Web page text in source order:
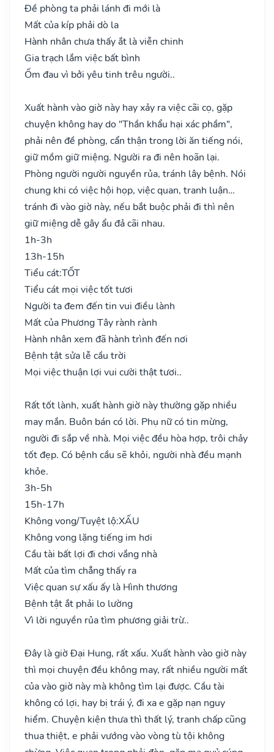
Đề phòng ta phải lánh đi mới là
Mất của kíp phải dò la
Hành nhân chưa thấy ắt là viễn chinh
Gia trạch lắm việc bất bình
Ốm đau vì bởi yêu tinh trêu người..
Xuất hành vào giờ này hay xảy ra việc cãi cọ, gặp
chuyện không hay do "Thần khẩu hại xác phầm",
phải nên đề phòng, cẩn thận trong lời ăn tiếng nói,
giữ mồm giữ miệng. Người ra đi nên hoãn lại.
Phòng người người nguyền rủa, tránh lây bệnh. Nói
chung khi có việc hội họp, việc quan, tranh luận…
tránh đi vào giờ này, nếu bắt buộc phải đi thì nên
giữ miệng dễ gây ẩu đả cãi nhau.
1h-3h
13h-15h
Tiểu cát:TỐT
Tiểu cát mọi việc tốt tươi
Người ta đem đến tin vui điều lành
Mất của Phương Tây rành rành
Hành nhân xem đã hành trình đến nơi
Bệnh tật sửa lễ cầu trời
Mọi việc thuận lợi vui cười thật tươi..
Rất tốt lành, xuất hành giờ này thường gặp nhiều
may mắn. Buôn bán có lời. Phụ nữ có tin mừng,
người đi sắp về nhà. Mọi việc đều hòa hợp, trôi chảy
tốt đẹp. Có bệnh cầu sẽ khỏi, người nhà đều mạnh
khỏe.
3h-5h
15h-17h
Không vong/Tuyệt lộ:XẤU
Không vong lặng tiếng im hơi
Cầu tài bất lợi đi chơi vắng nhà
Mất của tìm chẳng thấy ra
Việc quan sự xấu ấy là Hình thương
Bệnh tật ắt phải lo lường
Vì lời nguyền rủa tìm phương giải trừ..
Đây là giờ Đại Hung, rất xấu. Xuất hành vào giờ này
thì mọi chuyện đều không may, rất nhiều người mất
của vào giờ này mà không tìm lại được. Cầu tài
không có lợi, hay bị trái ý, đi xa e gặp nạn nguy
hiểm. Chuyện kiện thưa thì thất lý, tranh chấp cũng
thua thiệt, e phải vướng vào vòng tù tội không